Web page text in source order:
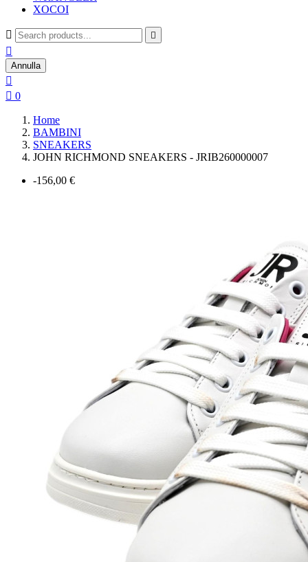
XOCOI
 

Annulla

 0
Home
BAMBINI
SNEAKERS
JOHN RICHMOND SNEAKERS - JRIB260000007
-156,00 €